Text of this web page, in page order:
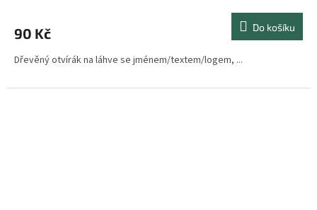
je
z
hvězdiček.
90 Kč Do košíku
Dřevěný otvírák na láhve se jménem/textem/logem, ...